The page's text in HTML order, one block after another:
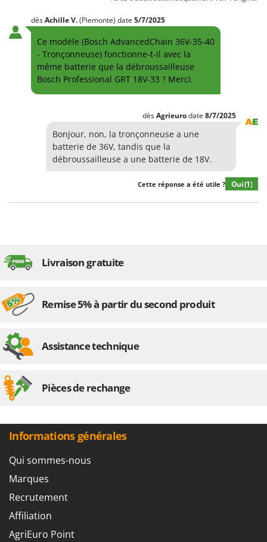
dèsAchilleV.(Piemonte) date 5/7/2025
Ce modèle (Bosch AdvancedChain 36V-35-40
- Tronçonneuse) fonctionne-t-il avec la
même batterie que la débroussailleuse
Bosch Professional GRT 18V-33 ? Merci.
dèsAgrieurodate 8/7/2025
Bonjour, non, la tronçonneuse a une
batterie de 36V, tandis que la
débroussailleuse a une batterie de 18V.
Cette réponse a été utile ? Oui(1)
Livraison gratuite
Remise 5% à partir du second produit
Assistance technique
Pièces de rechange
Informations générales
Qui sommes-nous
Marques
Recrutement
Affiliation
AgriEuro Point